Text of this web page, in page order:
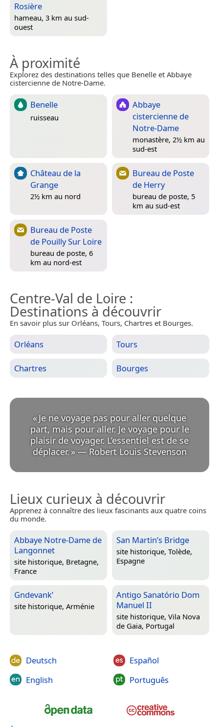
Rosière
hameau, 3 km au sud-
ouest
À proximité
Explorez des destinations telles que Benelle et Abbaye
cistercienne de Notre-Dame.
Benelle
ruisseau
Abbaye
cistercienne de
Notre-Dame
monastère, 2½ km au
sud-est
Château de la
Grange
2½ km au nord
Bureau de Poste
de Herry
bureau de poste, 5
km au sud-est
Bureau de Poste
de Pouilly Sur Loire
bureau de poste, 6
km au nord-est
Centre-Val de Loire :
Destinations à découvrir
En savoir plus sur Orléans, Tours, Chartres et Bourges.
Orléans Tours
Chartres Bourges
«Je ne voyage pas pour aller quelque
part, mais pour aller. Je voyage pour le
plaisir de voyager. L’essentiel est de se
déplacer. » — Robert Louis Stevenson
Lieux curieux à découvrir
Apprenez à connaître des lieux fascinants aux quatre coins
du monde.
Abbaye Notre-Dame de
Langonnet
site historique, Bretagne,
France
San Martin’s Bridge
site historique, Tolède,
Espagne
Gndevank’
site historique, Arménie
Antigo Sanatório Dom
Manuel II
site historique, Vila Nova
de Gaia, Portugal
Deutsch
English
Español
Português